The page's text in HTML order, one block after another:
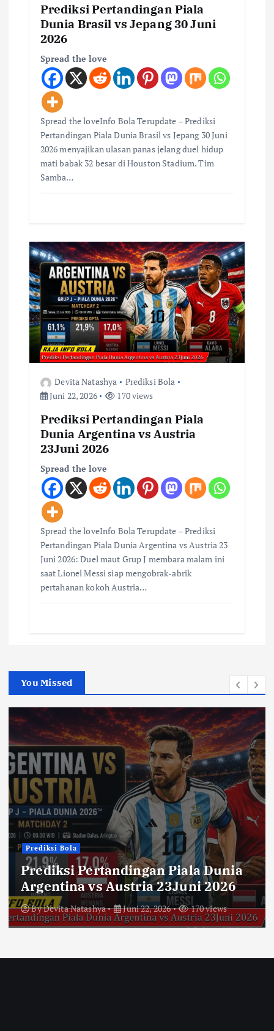
Prediksi Pertandingan Piala
Dunia Brasil vs Jepang 30 Juni
2026
Spread the love
Spread the loveInfo Bola Terupdate – Prediksi
Pertandingan Piala Dunia Brasil vs Jepang 30 Juni
2026 menyajikan ulasan panas jelang duel hidup
mati babak 32 besar di Houston Stadium. Tim
Samba…
Devita Natashya
Prediksi Bola
Juni 22, 2026
170 views
Prediksi Pertandingan Piala
Dunia Argentina vs Austria
23Juni 2026
Spread the love
Spread the loveInfo Bola Terupdate – Prediksi
Pertandingan Piala Dunia Argentina vs Austria 23
Juni 2026: Duel maut Grup J membara malam ini
saat Lionel Messi siap mengobrak-abrik
pertahanan kokoh Austria…
You Missed
Prediksi Bola
Prediksi Pertandingan Piala Dunia
Argentina vs Austria 23Juni 2026
ByDevita Natashya Juni 22, 2026 170 views